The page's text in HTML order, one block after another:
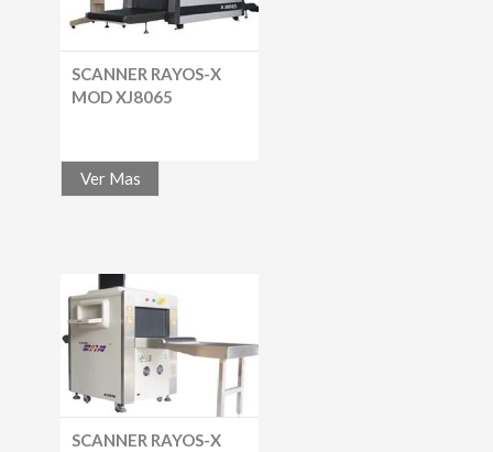
SCANNER RAYOS-X
MOD XJ8065
Ver Mas
SCANNER RAYOS-X